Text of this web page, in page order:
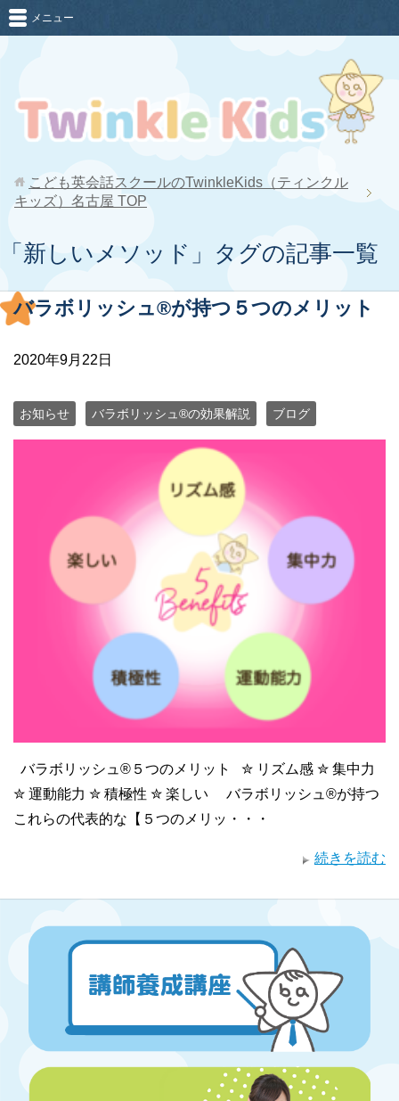
メニュー
こども英会話スクールのTwinkleKids（ティンクル
キッズ）名古屋 TOP
「新しいメソッド」タグの記事一覧
バラボリッシュ®が持つ５つのメリット
2020年9月22日
お知らせ バラボリッシュ®の効果解説 ブログ
バラボリッシュ®５つのメリット ✮ リズム感 ✮ 集中力
✮ 運動能力 ✮ 積極性 ✮ 楽しい バラボリッシュ®︎が持つ
これらの代表的な【５つのメリッ・・・
続きを読む